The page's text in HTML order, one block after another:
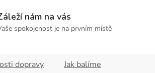
nám na vás
spokojenost je na prvním místě
dopravy
Jak balíme